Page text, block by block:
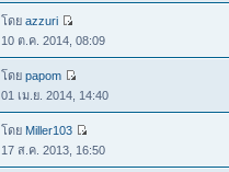
โดยazzuri
10 ต.ค. 2014, 08:09
โดยpapom
01 เม.ย. 2014, 14:40
โดย Miller103
17 ส.ค. 2013, 16:50